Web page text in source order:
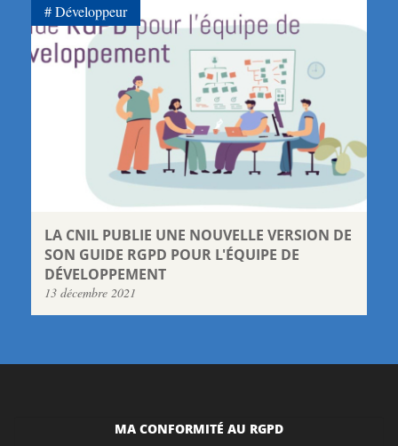
LA CNIL PUBLIE UNE NOUVELLE VERSION DE
SON GUIDE RGPD POUR L'ÉQUIPE DE
DÉVELOPPEMENT
13 décembre 2021
Développeur
MA CONFORMITÉ AU RGPD